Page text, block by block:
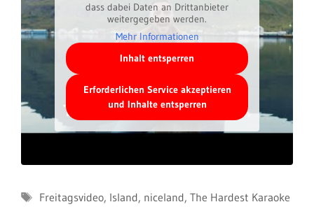
dass dabei Daten an Drittanbieter
weitergegeben werden.
Mehr Informationen
Inhalt entsperren
Erforderlichen Service akzeptieren
und Inhalte entsperren
Schlagwörter
Freitagsvideo, Island, niceland, The Hardest Karaoke